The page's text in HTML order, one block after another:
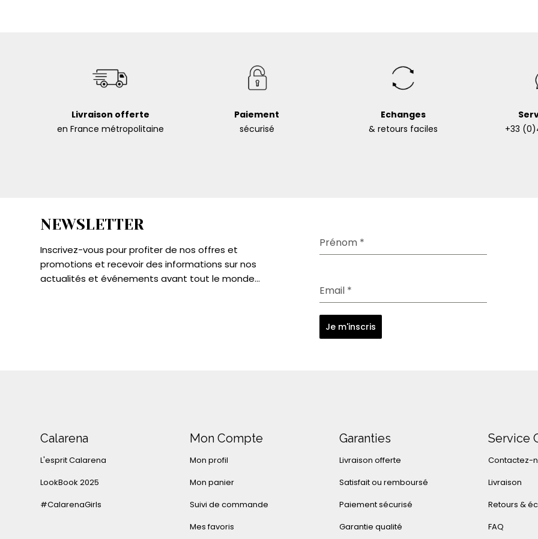
Livraison offerte
en France métropolitaine
Paiement
sécurisé
Echanges
& retours faciles
+33
NEWSLETTER
Inscrivez-vous pour profiter de nos offres et
promotions et recevoir des informations sur nos
actualités et événements avant tout le monde...
Prénom *
Email *
Je m'inscris
Calarena
L'esprit Calarena
LookBook 2025
#CalarenaGirls
Mon Compte
Mon profil
Mon panier
Suivi de commande
Mes favoris
Garanties
Livraison offerte
Satisfait ou remboursé
Paiement sécurisé
Garantie qualité
Service
Contactez-
Livraison
Retours &
FAQ